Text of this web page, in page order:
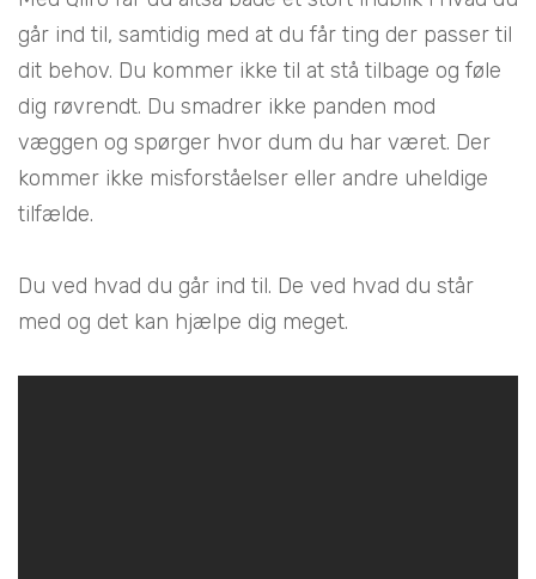
går ind til, samtidig med at du får ting der passer til
dit behov. Du kommer ikke til at stå tilbage og føle
dig røvrendt. Du smadrer ikke panden mod
væggen og spørger hvor dum du har været. Der
kommer ikke misforståelser eller andre uheldige
tilfælde.
Du ved hvad du går ind til. De ved hvad du står
med og det kan hjælpe dig meget.